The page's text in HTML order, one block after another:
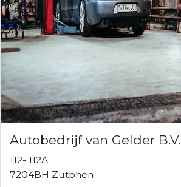
Autobedrijf van Gelder B.V.
112- 112A
7204BH Zutphen